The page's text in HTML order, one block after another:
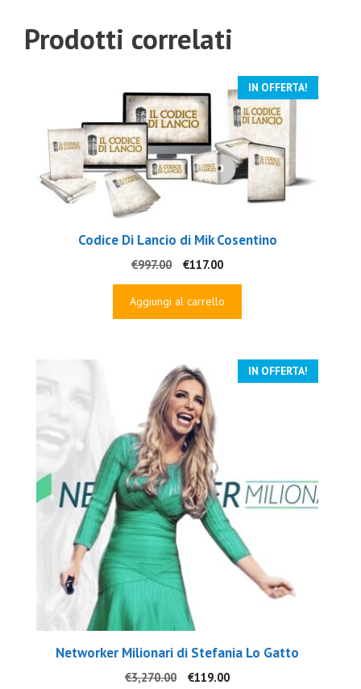
Prodotti correlati
IN OFFERTA!
Codice Di Lancio di Mik Cosentino
€997.00
Il
prezzo
originale
€117.00Il
prezzo
attuale
Aggiungi al carrello
IN OFFERTA!
Networker Milionari di Stefania Lo Gatto
€3,270.00
Il
€119.00Il